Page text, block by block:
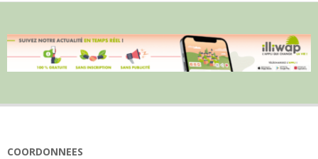
COORDONNEES